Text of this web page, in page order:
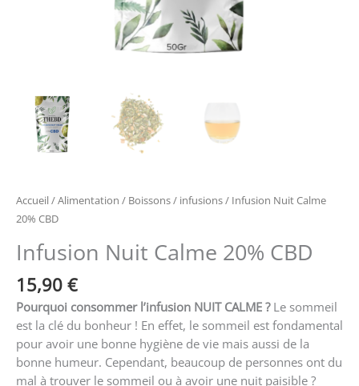
Accueil/Alimentation / Boissons/ infusions/ Infusion Nuit Calme
20% CBD
Infusion Nuit Calme 20% CBD
15,90 €
Pourquoi consommer l’infusion NUIT CALME ?Le sommeil
est la clé du bonheur ! En effet, le sommeil est fondamental
pour avoir une bonne hygiène de vie mais aussi de la
bonne humeur. Cependant, beaucoup de personnes ont du
mal à trouver le sommeil ou à avoir une nuit paisible ?